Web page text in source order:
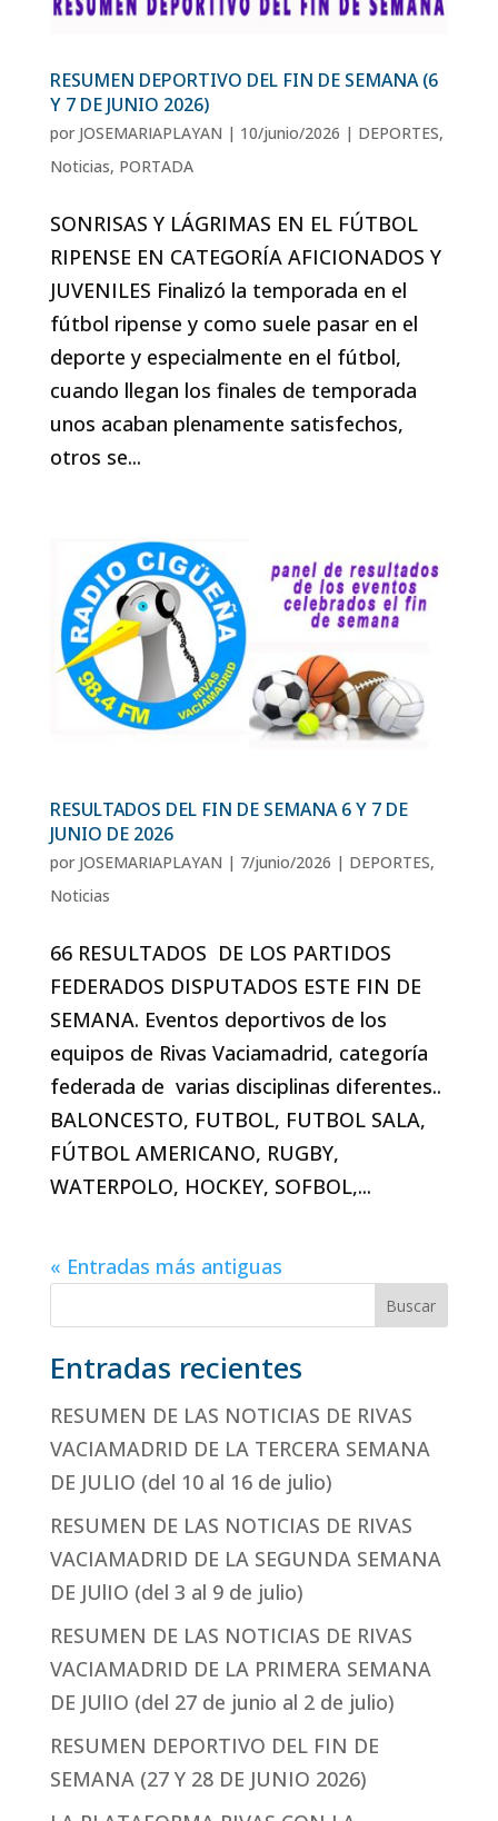
RESUMEN DEPORTIVO DEL FIN DE SEMANA (6
Y 7 DE JUNIO 2026)
por JOSEMARIAPLAYAN | 10/junio/2026 | DEPORTES,
Noticias, PORTADA
SONRISAS Y LÁGRIMAS EN EL FÚTBOL
RIPENSE EN CATEGORÍA AFICIONADOS Y
JUVENILES Finalizó la temporada en el
fútbol ripense y como suele pasar en el
deporte y especialmente en el fútbol,
cuando llegan los finales de temporada
unos acaban plenamente satisfechos,
otros se...
RESULTADOS DEL FIN DE SEMANA 6 Y 7 DE
JUNIO DE 2026
por JOSEMARIAPLAYAN | 7/junio/2026 | DEPORTES,
Noticias
66 RESULTADOS DE LOS PARTIDOS
FEDERADOS DISPUTADOS ESTE FIN DE
SEMANA. Eventos deportivos de los
equipos de Rivas Vaciamadrid, categoría
federada de varias disciplinas diferentes..
BALONCESTO, FUTBOL, FUTBOL SALA,
FÚTBOL AMERICANO, RUGBY,
WATERPOLO, HOCKEY, SOFBOL,...
« Entradas más antiguas
Buscar
Entradas recientes
RESUMEN DE LAS NOTICIAS DE RIVAS
VACIAMADRID DE LA TERCERA SEMANA
DE JULIO (del 10 al 16 de julio)
RESUMEN DE LAS NOTICIAS DE RIVAS
VACIAMADRID DE LA SEGUNDA SEMANA
DE JUlIO (del 3 al 9 de julio)
RESUMEN DE LAS NOTICIAS DE RIVAS
VACIAMADRID DE LA PRIMERA SEMANA
DE JUlIO (del 27 de junio al 2 de julio)
RESUMEN DEPORTIVO DEL FIN DE
SEMANA (27 Y 28 DE JUNIO 2026)